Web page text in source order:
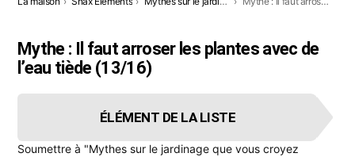
Mythe : Il faut arroser les plantes avec de
l’eau tiède (13/16)
ÉLÉMENT DE LA LISTE
Soumettre à "Mythes sur le jardinage que vous croyez